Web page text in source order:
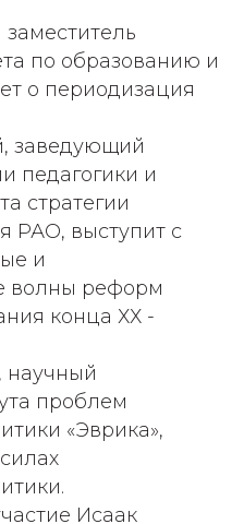
по образованию и
о периодизация
заведующий
педагогики и
стратегии
РАО, выступит с
и
волны реформ
конца ХХ -
научный
проблем
«Эврика»,
Исаак